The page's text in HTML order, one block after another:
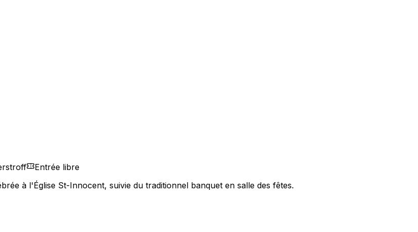
Entrée libre
à l'Église St-Innocent, suivie du traditionnel banquet en salle des fêtes.